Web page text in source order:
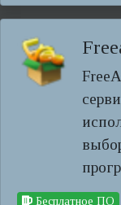
Бесплатное ПО